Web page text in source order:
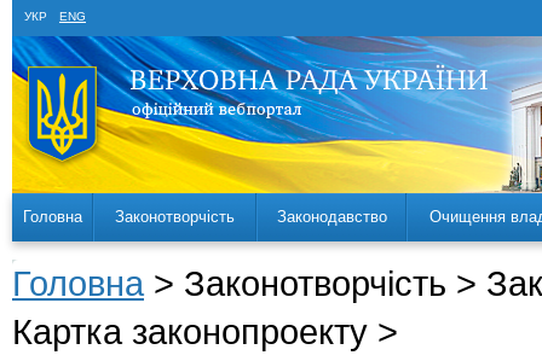
УКР ENG
Головна Законотворчість Законодавство Очищення
Головна > Законотворчість >
Картка законопроекту >